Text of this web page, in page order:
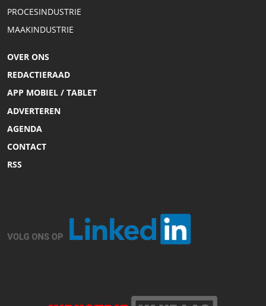
PROCESINDUSTRIE
MAAKINDUSTRIE
OVER ONS
REDACTIERAAD
APP MOBIEL / TABLET
ADVERTEREN
AGENDA
CONTACT
RSS